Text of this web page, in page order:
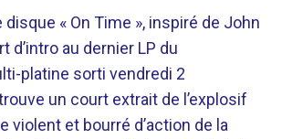
disque « On Time », inspiré de John
d’intro au dernier LP du
platine sorti vendredi 2
un court extrait de l’explosif
violent et bourré d’action de la